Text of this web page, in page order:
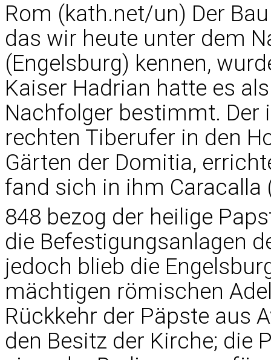
Rom (kath.net/un) Der
das wir heute unter dem
(Engelsburg) kennen,
Kaiser Hadrian hatte es
Nachfolger bestimmt.
rechten Tiberufer in den
Gärten der Domitia,
fand sich in ihm Caracalla
848 bezog der heilige
die Befestigungsanlagen
jedoch blieb die
mächtigen römischen
Rückkehr der Päpste aus
den Besitz der Kirche; die